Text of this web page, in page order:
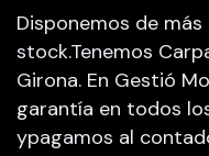
Disponemos de
stock.Tenemos
Girona. En Gestió
garantía en todos
ypagamos al